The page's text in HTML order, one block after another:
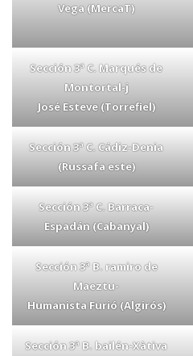
Vega (MercaT)
Sección 3ª C. Marqués de
Montortal-j
José Esteve (Torrefiel)
Sección 3ª C. Cádiz-Denia
(Russafa este)
Sección 3ª C. Barraca-
Espadán (Cabanyal)
Sección 3ª B. ramiro de
Maeztu-
Humanista Furió (Algirós)
Sección 3ª B. bailén-Xàtiva